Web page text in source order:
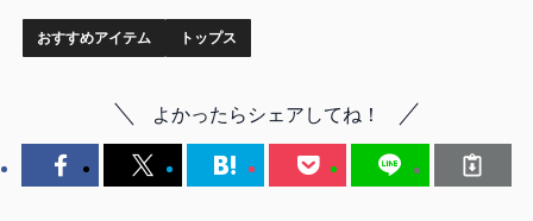
おすすめアイテム トップス
よかったらシェアしてね！